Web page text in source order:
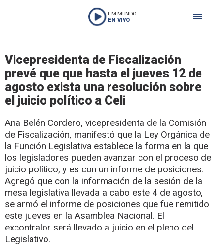
FM MUNDO
EN VIVO
Vicepresidenta de Fiscalización
prevé que que hasta el jueves 12 de
agosto exista una resolución sobre
el juicio político a Celi
Ana Belén Cordero, vicepresidenta de la Comisión
de Fiscalización, manifestó que la Ley Orgánica de
la Función Legislativa establece la forma en la que
los legisladores pueden avanzar con el proceso de
juicio político, y es con un informe de posiciones.
Agregó que con la información de la sesión de la
mesa legislativa llevada a cabo este 4 de agosto,
se armó el informe de posiciones que fue remitido
este jueves en la Asamblea Nacional. El
excontralor será llevado a juicio en el pleno del
Legislativo.